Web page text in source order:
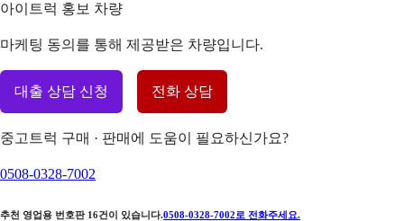
아이트럭 홍보 차량
마케팅 동의를 통해 제공받은 차량입니다.
대출 상담 신청 전화 상담
중고트럭 구매 · 판매에 도움이 필요하신가요?
0508-0328-7002
추천 영업용 번호판 16건이 있습니다.0508-0328-7002 로 전화주세요.